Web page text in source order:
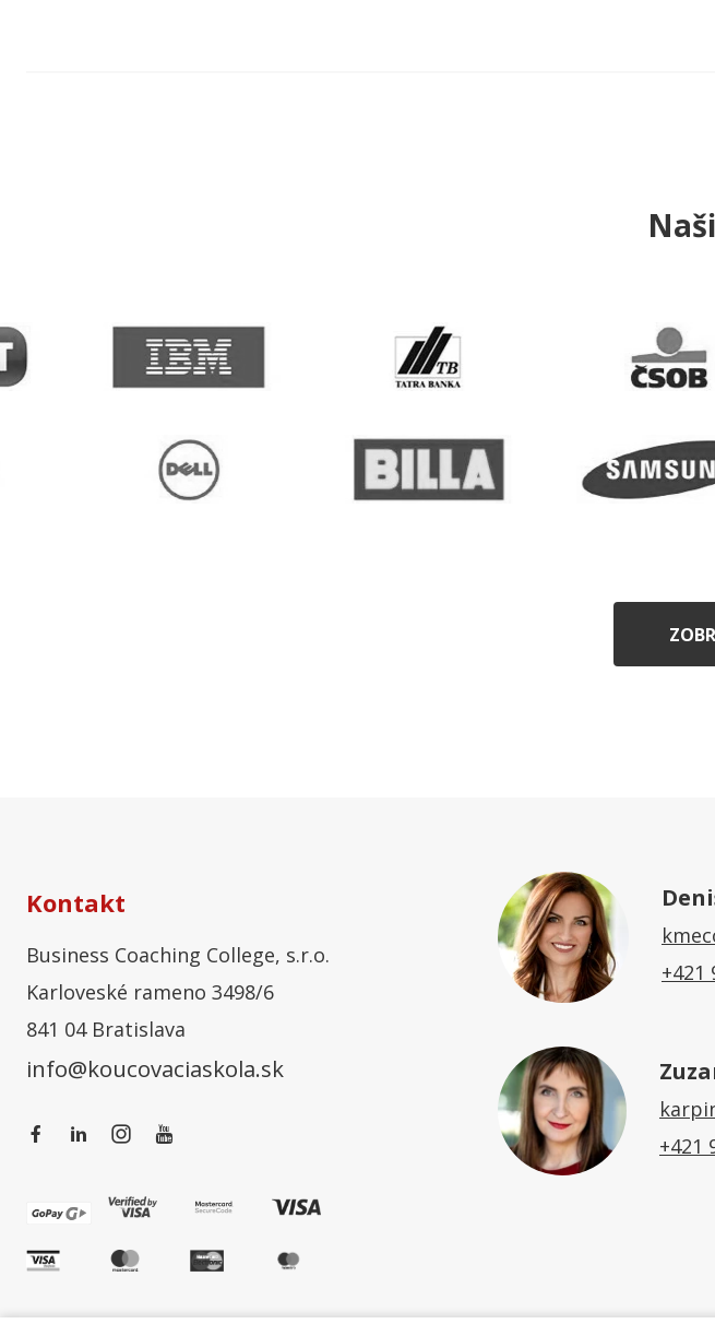
Kontakt
Business Coaching College, s.r.o.
Karloveské rameno 3498/6
841 04 Bratislava
info@koucovaciaskola.sk
+421
+421